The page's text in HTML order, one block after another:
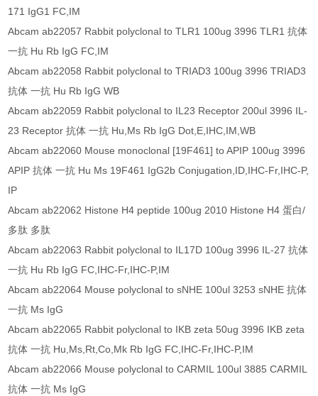
171 IgG1 FC,IM
Abcam ab22057 Rabbit polyclonal to TLR1 100ug 3996 TLR1 抗体
一抗 Hu Rb IgG FC,IM
Abcam ab22058 Rabbit polyclonal to TRIAD3 100ug 3996 TRIAD3
抗体 一抗 Hu Rb IgG WB
Abcam ab22059 Rabbit polyclonal to IL23 Receptor 200ul 3996 IL-
23 Receptor 抗体 一抗 Hu,Ms Rb IgG Dot,E,IHC,IM,WB
Abcam ab22060 Mouse monoclonal [19F461] to APIP 100ug 3996
APIP 抗体 一抗 Hu Ms 19F461 IgG2b Conjugation,ID,IHC-Fr,IHC-P,
IP
Abcam ab22062 Histone H4 peptide 100ug 2010 Histone H4 蛋白/
多肽 多肽
Abcam ab22063 Rabbit polyclonal to IL17D 100ug 3996 IL-27 抗体
一抗 Hu Rb IgG FC,IHC-Fr,IHC-P,IM
Abcam ab22064 Mouse polyclonal to sNHE 100ul 3253 sNHE 抗体
一抗 Ms IgG
Abcam ab22065 Rabbit polyclonal to IKB zeta 50ug 3996 IKB zeta
抗体 一抗 Hu,Ms,Rt,Co,Mk Rb IgG FC,IHC-Fr,IHC-P,IM
Abcam ab22066 Mouse polyclonal to CARMIL 100ul 3885 CARMIL
抗体 一抗 Ms IgG